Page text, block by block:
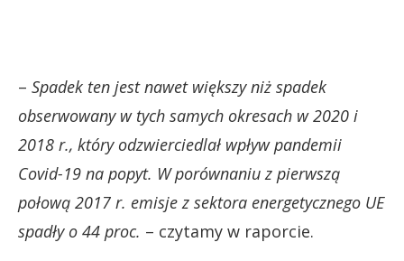
– Spadek ten jest nawet większy niż spadek
obserwowany w tych samych okresach w 2020 i
2018 r., który odzwierciedlał wpływ pandemii
Covid-19 na popyt. W porównaniu z pierwszą
połową 2017 r. emisje z sektora energetycznego UE
spadły o 44 proc. – czytamy w raporcie.